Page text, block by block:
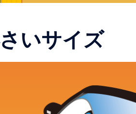
いサイズ